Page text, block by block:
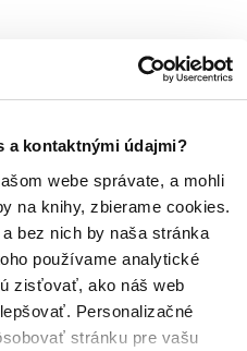
a kontaktnými údajmi?
webe správate, a mohli
na knihy, zbierame cookies.
bez nich by naša stránka
používame analytické
zisťovať, ako náš web
Personalizačné
stránku pre vašu